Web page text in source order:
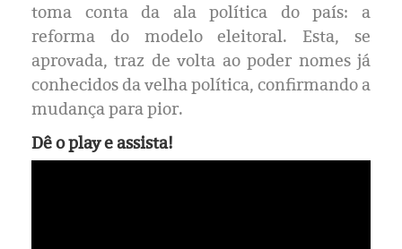
Eleições 2024
Pesquisas
Política
Livros
toma conta da ala política do país: a
reforma do modelo eleitoral. Esta, se
aprovada, traz de volta ao poder nomes já
conhecidos da velha política, confirmando a
mudança para pior.
Dê o play e assista!